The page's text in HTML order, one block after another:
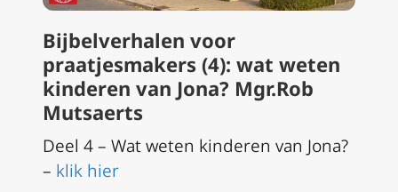
Bijbelverhalen voor
praatjesmakers (4): wat weten
kinderen van Jona? Mgr.Rob
Mutsaerts
Deel 4 – Wat weten kinderen van Jona?
– klik hier